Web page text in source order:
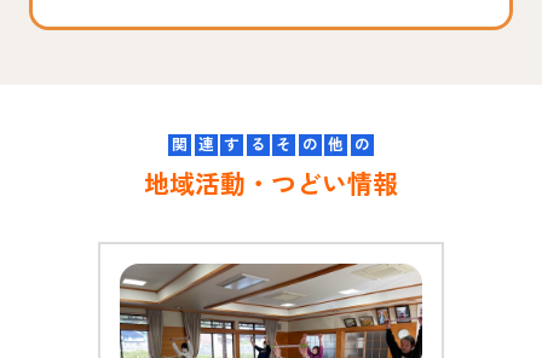
c
e p
n
k
関 連 す る そ の 他 の
地域活動・つどい情報